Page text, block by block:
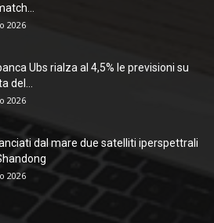
2026
Ubs rialza al 4,5% le previsioni su
del...
2026
dal mare due satelliti iperspettrali
2026